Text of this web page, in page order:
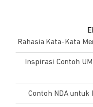
Rahasia Kata-Kata
Inspirasi Contoh
Contoh NDA untuk